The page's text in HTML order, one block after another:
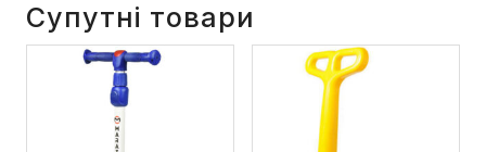
Супутні товари